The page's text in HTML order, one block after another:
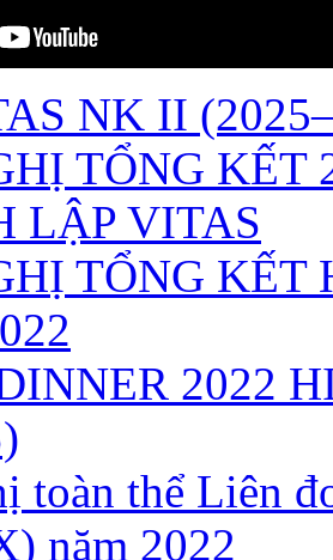
NK II
TỔNG
LẬP VITAS
TỔNG KẾT
2022
toàn thể Liên
năm 2022